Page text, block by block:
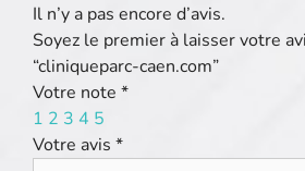
Il n’y a pas encore d’avis.
Soyez le premier à laisser votre
“cliniqueparc-caen.com”
Votre note *
1 2 3 4 5
Votre avis *